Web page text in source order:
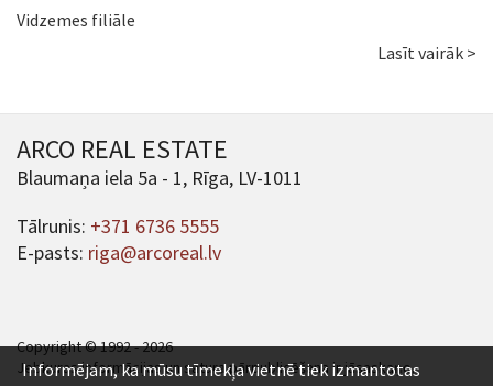
Vidzemes filiāle
Lasīt vairāk >
ARCO REAL ESTATE
Blaumaņa iela 5a - 1, Rīga, LV-1011
Tālrunis: +371 6736 5555
E-pasts: riga@arcoreal.lv
Copyright © 1992 - 2026
Jebkuras informācijas un satura pārpublicēšana ir jāsaskaņo.
Informējam, ka mūsu tīmekļa vietnē tiek izmantotas